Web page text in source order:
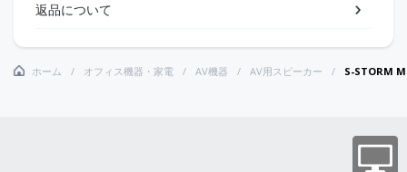
返品について
ホーム オフィス機器・家電 AV機器 AV用スピーカー S-STORM